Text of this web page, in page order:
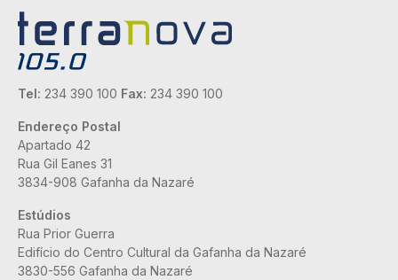
Tel: 234 390 100 Fax: 234 390 100
Endereço Postal
Apartado 42
Rua Gil Eanes 31
3834-908 Gafanha da Nazaré
Estúdios
Rua Prior Guerra
Edifício do Centro Cultural da Gafanha da Nazaré
3830-556 Gafanha da Nazaré